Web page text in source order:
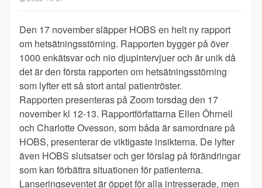
Den 17 november släpper HOBS en helt ny rapport
om hetsätningsstörning. Rapporten bygger på över
1000 enkätsvar och nio djupintervjuer och är unik då
det är den första rapporten om hetsätningsstörning
som lyfter ett så stort antal patientröster.
Rapporten presenteras på Zoom torsdag den 17
november kl 12-13. Rapportförfattarna Ellen Öhrnell
och Charlotte Ovesson, som båda är samordnare på
HOBS, presenterar de viktigaste insikterna. De lyfter
även HOBS slutsatser och ger förslag på förändringar
som kan förbättra situationen för patienterna.
Lanseringseventet är öppet för alla intresserade, men